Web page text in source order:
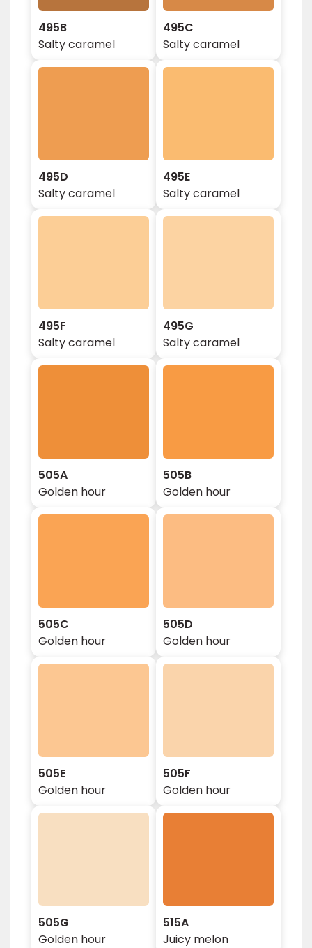
495B
Salty caramel
495C
Salty caramel
495D
Salty caramel
495E
Salty caramel
495F
Salty caramel
495G
Salty caramel
505A
Golden hour
505B
Golden hour
505C
Golden hour
505D
Golden hour
505E
Golden hour
505F
Golden hour
505G
Golden hour
515A
Juicy melon